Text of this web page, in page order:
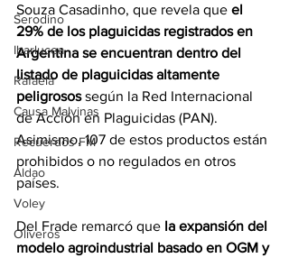
Serodino
Ibarlucea
Rafaela
Causa Malvinas
Recuerdos FM
Aldao
Voley
Oliveros
Souza Casadinho, que revela que el
29% de los plaguicidas registrados en
Argentina se encuentran dentro del
listado de plaguicidas altamente
peligrosos según la Red Internacional
de Acción en Plaguicidas (PAN).
Asimismo, 107 de estos productos están
prohibidos o no regulados en otros
países.
Del Frade remarcó que la expansión del
modelo agroindustrial basado en OGM y